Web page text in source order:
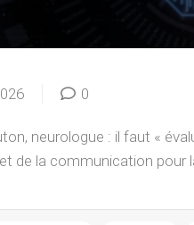
0
neurologue : il faut «
de la communication pour